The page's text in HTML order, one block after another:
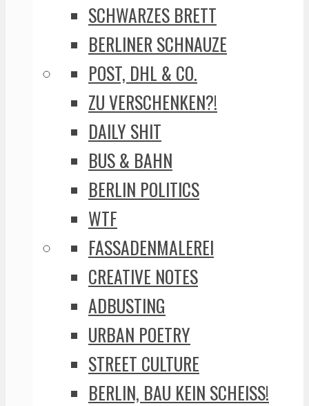
SCHWARZES BRETT
BERLINER SCHNAUZE
POST, DHL & CO.
ZU VERSCHENKEN?!
DAILY SHIT
BUS & BAHN
BERLIN POLITICS
WTF
FASSADENMALEREI
CREATIVE NOTES
ADBUSTING
URBAN POETRY
STREET CULTURE
BERLIN, BAU KEIN SCHEISS!